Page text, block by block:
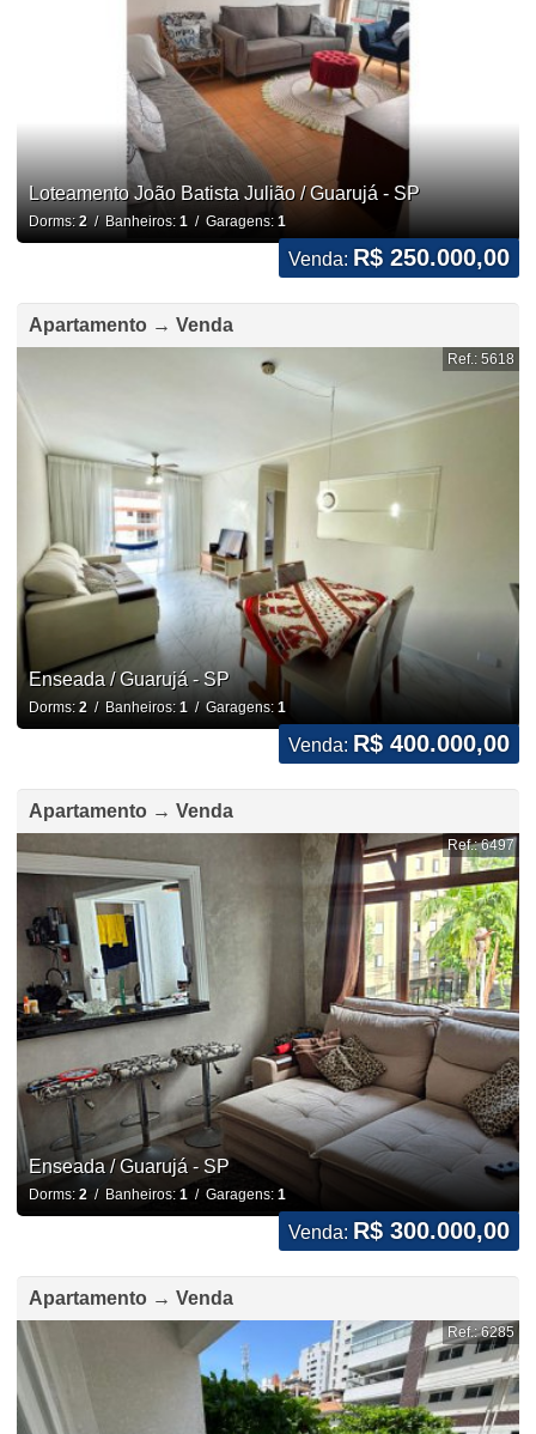
Loteamento João Batista Julião / Guarujá - SP
Dorms: 2/ Banheiros: 1 / Garagens: 1
Venda: R$ 250.000,00
Apartamento → Venda
Ref.: 5618
Enseada / Guarujá - SP
Dorms: 2/ Banheiros: 1/ Garagens: 1
Venda: R$ 400.000,00
Apartamento → Venda
Ref.: 6497
Enseada / Guarujá - SP
Dorms: 2/ Banheiros:1/ Garagens: 1
Venda: R$ 300.000,00
Apartamento → Venda
Ref.: 6285